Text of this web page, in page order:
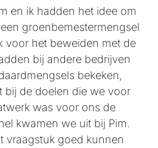
en ik hadden het idee om
groenbemestermengsel
voor het beweiden met de
bij andere bedrijven
bekeken,
bij de doelen die we voor
was voor ons de
kwamen we uit bij Pim.
vraagstuk goed kunnen